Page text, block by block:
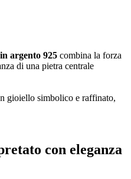
argento 925 combina la forza
di una pietra centrale
gioiello simbolico e raffinato,
con eleganza